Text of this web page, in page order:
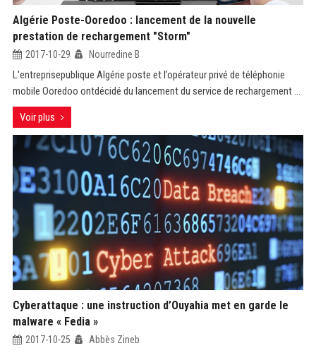
Algérie Poste-Ooredoo : lancement de la nouvelle
prestation de rechargement "Storm"
2017-10-29 Nourredine B
L'entreprisepublique Algérie poste et l’opérateur privé de téléphonie
mobile Ooredoo ontdécidé du lancement du service de rechargement ...
Voir plus
Cyberattaque : une instruction d’Ouyahia met en garde le
malware « Fedia »
2017-10-25 Abbès Zineb